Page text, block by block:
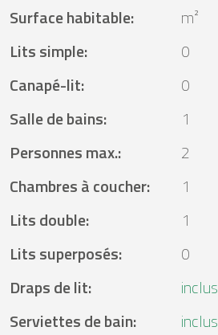
Surface habitable:
m²
Lits simple:
0
Canapé-lit:
0
Salle de bains:
1
Personnes max.:
2
Chambres à coucher:
1
Lits double:
1
Lits superposés:
0
Draps de lit:
inclus
Serviettes de bain:
inclus